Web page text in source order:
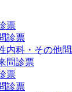
票
診票
内科・その他
問診票
票
診票